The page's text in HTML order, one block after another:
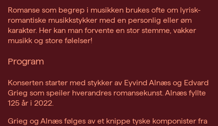
Romanse som begrep i musikken brukes ofte om lyrisk-
romantiske musikkstykker med en personlig eller øm
karakter. Her kan man forvente en stor stemme, vakker
musikk og store følelser!
Program
Konserten starter med stykker av Eyvind Alnæs og Edvard
Grieg som speiler hverandres romansekunst. Alnæs fyllte
125 år i 2022.
Grieg og Alnæs følges av et knippe tyske komponister fra